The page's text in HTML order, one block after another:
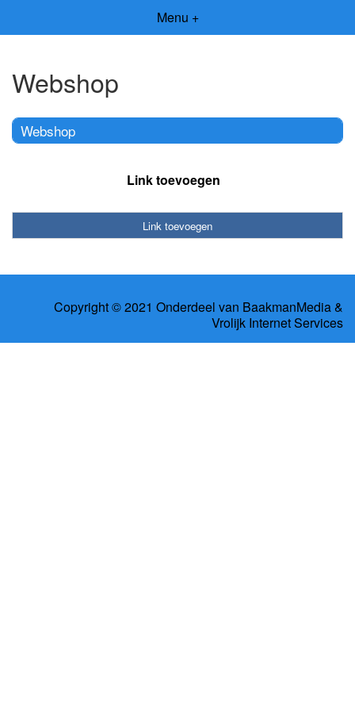
Menu +
Webshop
Webshop
Link toevoegen
Link toevoegen
Copyright © 2021 Onderdeel van BaakmanMedia&
Vrolijk Internet Services